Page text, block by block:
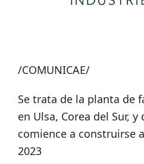
/COMUNICAE/
Se trata de la planta de
en Ulsa, Corea del Sur,
comience a construirse
2023